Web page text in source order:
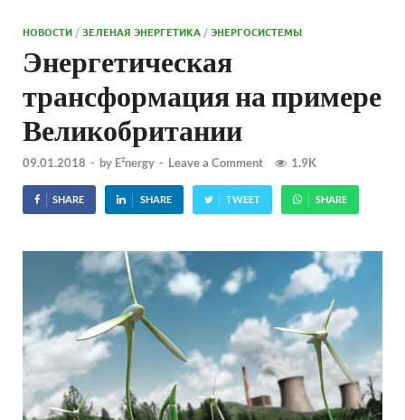
НОВОСТИ /ЗЕЛЕНАЯ ЭНЕРГЕТИКА /ЭНЕРГОСИСТЕМЫ
Энергетическая
трансформация на примере
Великобритании
09.01.2018 - by E²nergy - Leave a Comment 1.9K
SHARE SHARE TWEET SHARE